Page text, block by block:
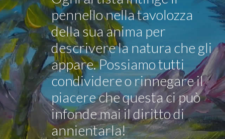
pennello nella tavolozza
della sua anima per
descrivere la natura che gli
appare. Possiamo tutti
condividere o rinnegare il
piacere che questa ci può
infonde mai il diritto di
annientarla!